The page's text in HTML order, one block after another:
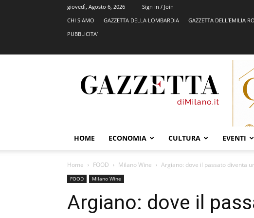
giovedì, Agosto 6, 2026
Sign in / Join
CHI SIAMO
GAZZETTA DELLA LOMBARDIA GAZZETTA DELL’EMILIA
PUBBLICITA’
HOME ECONOMIA CULTURA EVENTI
Home FOOD Milano Wine Argiano: dove il passato diventa
FOOD Milano Wine
Argiano: dove il